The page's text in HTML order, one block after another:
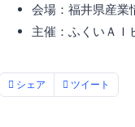
会場：福井県産
主催：ふくいＡ
シェア ツイート